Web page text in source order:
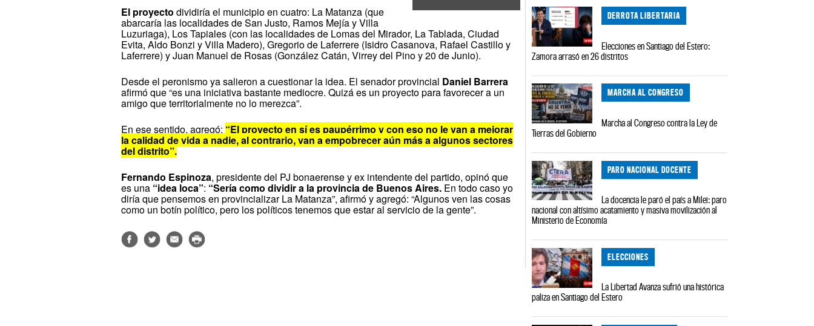
El proyecto dividiría el municipio en cuatro: La Matanza (que
abarcaría las localidades de San Justo, Ramos Mejía y Villa
Luzuriaga), Los Tapiales (con las localidades de Lomas del Mirador, La Tablada, Ciudad
Evita, Aldo Bonzi y Villa Madero), Gregorio de Laferrere (Isidro Casanova, Rafael Castillo y
Laferrere) y Juan Manuel de Rosas (González Catán, Virrey del Pino y 20 de Junio).
Desde el peronismo ya salieron a cuestionar la idea. El senador provincial Daniel Barrera
afirmó que “es una iniciativa bastante mediocre. Quizá es un proyecto para favorecer a un
amigo que territorialmente no lo merezca”.
En ese sentido, agregó: “El proyecto en sí es paupérrimo y con eso no le van a mejorar
la calidad de vida a nadie, al contrario, van a empobrecer aún más a algunos sectores
del distrito”.
Fernando Espinoza, presidente del PJ bonaerense y ex intendente del partido, opinó que
es una “idea loca”: “Sería como dividir a la provincia de Buenos Aires. En todo caso yo
diría que pensemos en provincializar La Matanza”, afirmó y agregó: “Algunos ven las cosas
como un botín político, pero los políticos tenemos que estar al servicio de la gente”.
DERROTA LIBERTARIA
Elecciones en Santiago del Estero:
Zamora arrasó en 26 distritos
MARCHA AL CONGRESO
Marcha al Congreso contra la Ley de
Tierras del Gobierno
PARO NACIONAL DOCENTE
La docencia le paró el país a Milei: paro
nacional con altísimo acatamiento y masiva movilización al
Ministerio de Economía
ELECCIONES
La Libertad Avanza sufrió una histórica
paliza en Santiago del Estero